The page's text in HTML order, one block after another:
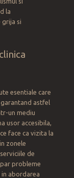
la
si
esentiale care
astfel
un mediu
usor accesibila,
face ca vizita la
zonele
de
probleme
abordarea